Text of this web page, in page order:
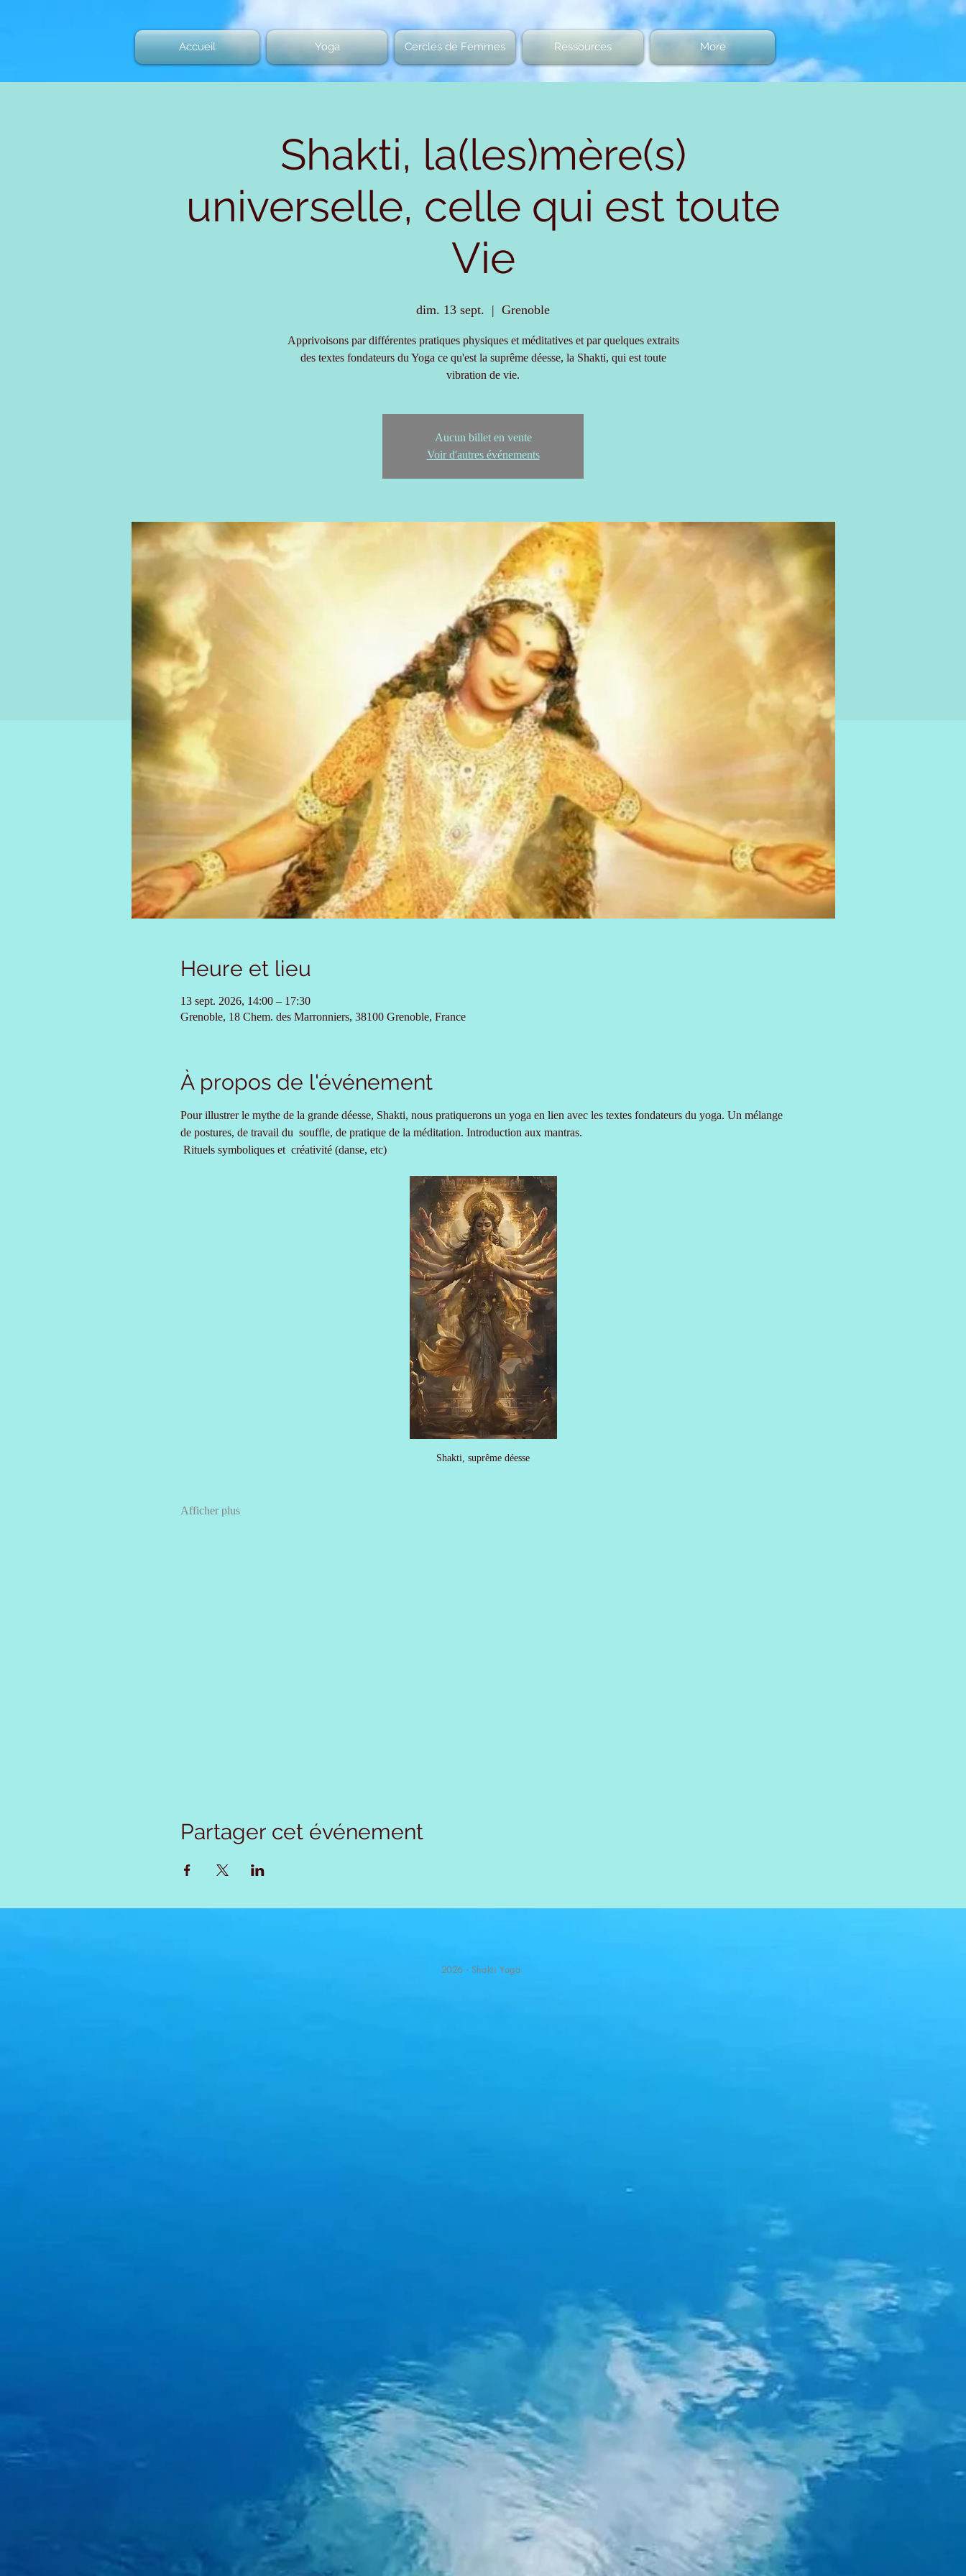
Accueil Yoga Cercles de Femmes Ressources More
Shakti, la(les)mère(s)
universelle, celle qui est toute
Vie
dim. 13 sept.
  |
Grenoble
Apprivoisons par différentes pratiques physiques et méditatives et par quelques extraits
des textes fondateurs du Yoga ce qu'est la suprême déesse, la Shakti, qui est toute
vibration de vie.
Aucun billet en vente
Voir d'autres événements
Heure et lieu
13 sept. 2026, 14:00 – 17:30
Grenoble, 18 Chem. des Marronniers, 38100 Grenoble, France
À propos de l'événement
Pour illustrer le mythe de la grande déesse, Shakti, nous pratiquerons un yoga en lien avec les textes fondateurs du yoga. Un mélange
de postures, de travail du  souffle, de pratique de la méditation. Introduction aux mantras.
Rituels symboliques et  créativité (danse, etc)
Shakti, suprême déesse
Afficher plus
Partager cet événement
2026 - Shakti Yoga